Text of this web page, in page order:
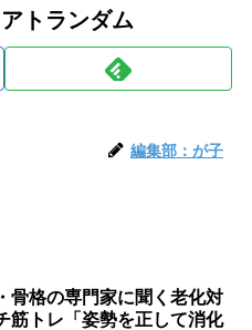
トランダム
編集部：が子
骨格の専門家に聞く老化対
筋トレ「姿勢を正して消化